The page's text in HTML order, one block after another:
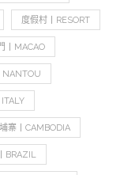
度假村丨RESORT
丨MACAO
NANTOU
寨丨CAMBODIA
BRAZIL